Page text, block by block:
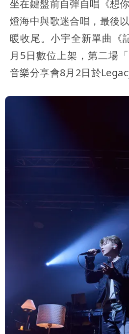
坐在鍵盤前自彈自唱《想
燈海中與歌迷合唱，最後
暖收尾。小宇全新單曲《
月5日數位上架，第二場「
音樂分享會8月2日於